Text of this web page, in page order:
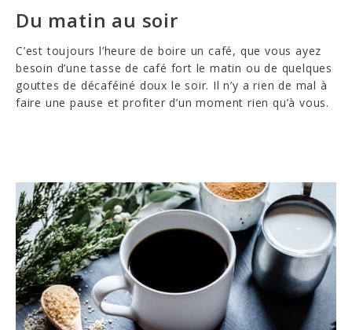
Du matin au soir
C’est toujours l’heure de boire un café, que vous ayez
besoin d’une tasse de café fort le matin ou de quelques
gouttes de décaféiné doux le soir. Il n’y a rien de mal à
faire une pause et profiter d’un moment rien qu’à vous.